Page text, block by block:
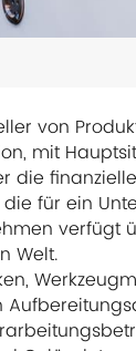
von
mit
für ein
Welt.